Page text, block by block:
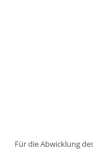
Für die Abwicklung